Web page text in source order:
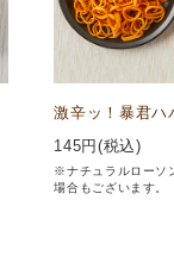
激辛ッ！暴君ハ
145円(税込)
※ナチュラルローソ
場合もございます。